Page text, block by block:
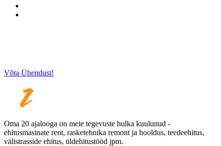
Võta Ühendust!
Oma 20 ajalooga on meie tegevuste hulka kuulunud -
ehitusmasinate rent, rasketehnika remont ja hooldus, teedeehitus,
välistrasside ehitus, üldehitustööd jpm.